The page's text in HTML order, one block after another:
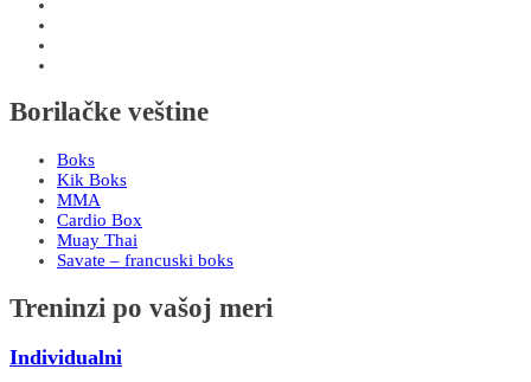
Borilačke veštine
Boks
Kik Boks
MMA
Cardio Box
Muay Thai
Savate – francuski boks
Treninzi po vašoj meri
Individualni